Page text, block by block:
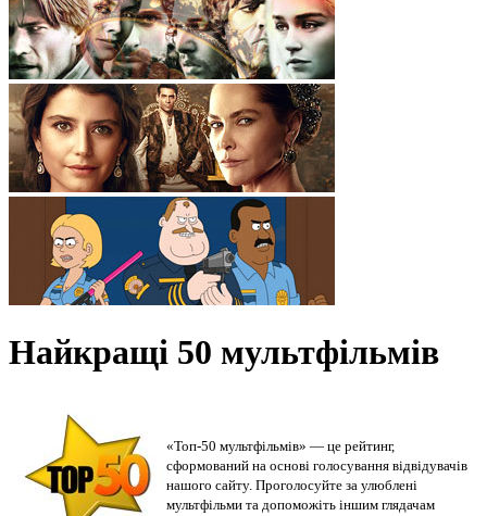
Найкращі 50 мультфільмів
«Топ-50 мультфільмів» — це рейтинг,
сформований на основі голосування відвідувачів
нашого сайту. Проголосуйте за улюблені
мультфільми та допоможіть іншим глядачам